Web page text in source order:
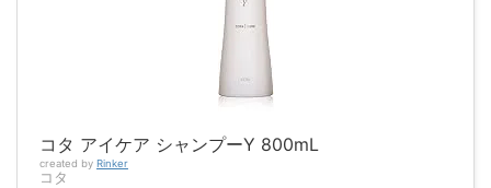
コタ アイケア シャンプーY 800mL
created by Rinker
コタ